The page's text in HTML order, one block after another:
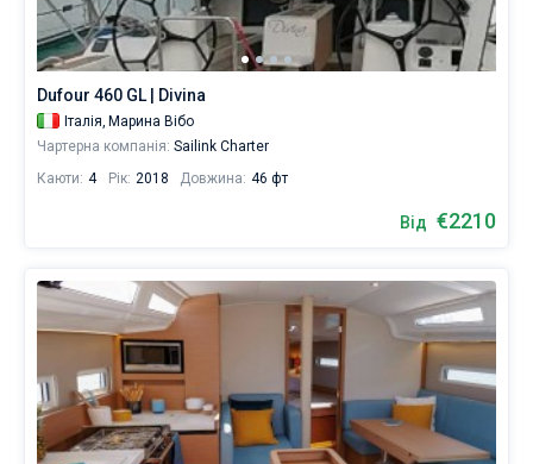
Dufour 460 GL | Divina
Італія, Марина Вібо
Чартерна компанія: Sailink Charter
Каюти: 4 Рік: 2018 Довжина: 46 фт
Від €2210